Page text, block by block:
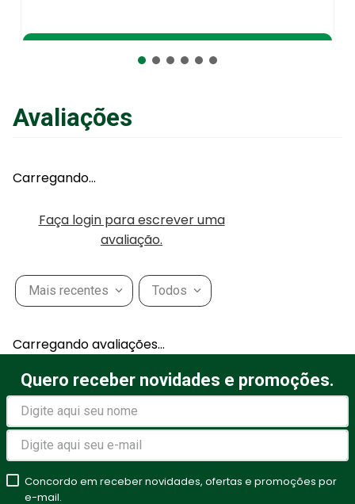
Avaliações
Carregando…
Faça login para escrever uma
avaliação.
Mais recentes Todos
Carregando avaliações…
Quero receber novidades e promoções.
Concordo em receber novidades, ofertas e promoções por
e-mail.